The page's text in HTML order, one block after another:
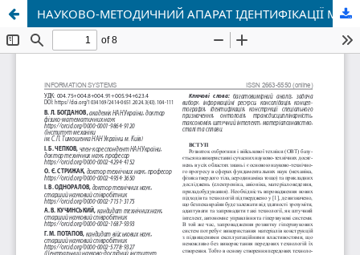
НАУКОВО-МЕТОДИЧНИЙ АПАРАТ ІДЕНТИФІКАЦІЇ МАТЕРІАЛІВ КОНСТРУКЦІЙ СПЕЦІАЛЬНОГО ПРИЗНАЧЕННЯ З ВИКОРИСТАННЯМ ЕЛЕМЕНТІВ ШТУЧНОГО ІНТЕЛЕКТУ